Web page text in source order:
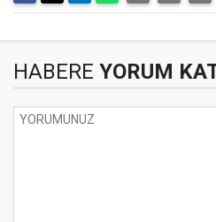
HABERE YORUM